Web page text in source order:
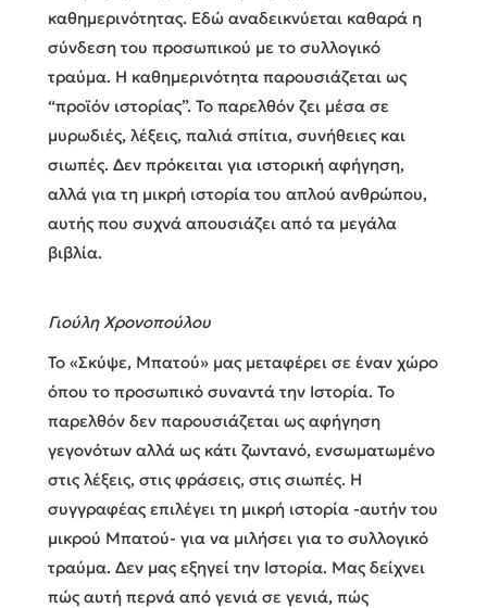
καθημερινότητας. Εδώ αναδεικνύεται καθαρά η
σύνδεση του προσωπικού με το συλλογικό
τραύμα. Η καθημερινότητα παρουσιάζεται ως
“προϊόν ιστορίας”. Το παρελθόν ζει μέσα σε
μυρωδιές, λέξεις, παλιά σπίτια, συνήθειες και
σιωπές. Δεν πρόκειται για ιστορική αφήγηση,
αλλά για τη μικρή ιστορία του απλού ανθρώπου,
αυτής που συχνά απουσιάζει από τα μεγάλα
βιβλία.
Γιούλη Χρονοπούλου
Το «Σκύψε, Μπατού» μας μεταφέρει σε έναν χώρο
όπου το προσωπικό συναντά την Ιστορία. Το
παρελθόν δεν παρουσιάζεται ως αφήγηση
γεγονότων αλλά ως κάτι ζωντανό, ενσωματωμένο
στις λέξεις, στις φράσεις, στις σιωπές. Η
συγγραφέας επιλέγει τη μικρή ιστορία -αυτήν του
μικρού Μπατού- για να μιλήσει για το συλλογικό
τραύμα. Δεν μας εξηγεί την Ιστορία. Μας δείχνει
πώς αυτή περνά από γενιά σε γενιά, πώς